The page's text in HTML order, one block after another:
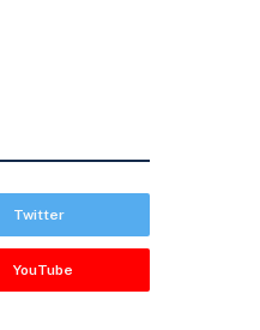
Twitter
YouTube